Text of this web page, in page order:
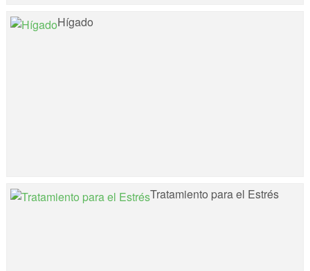
Hígado
Tratamiento para el Estrés